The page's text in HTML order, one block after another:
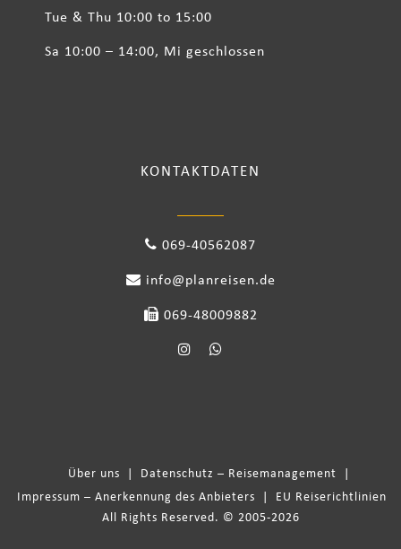
Tue & Thu 10:00 to 15:00
Sa 10:00 – 14:00, Mi geschlossen
KONTAKTDATEN
069-40562087
info@planreisen.de
069-48009882
Über uns Datenschutz – Reisemanagement
Impressum – Anerkennung des Anbieters
EU Reiserichtlinien
All Rights Reserved. © 2005-2026